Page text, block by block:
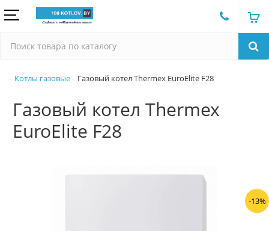
Котлы газовые Газовый котел Thermex EuroElite F28
Газовый котел Thermex
EuroElite F28
-13%